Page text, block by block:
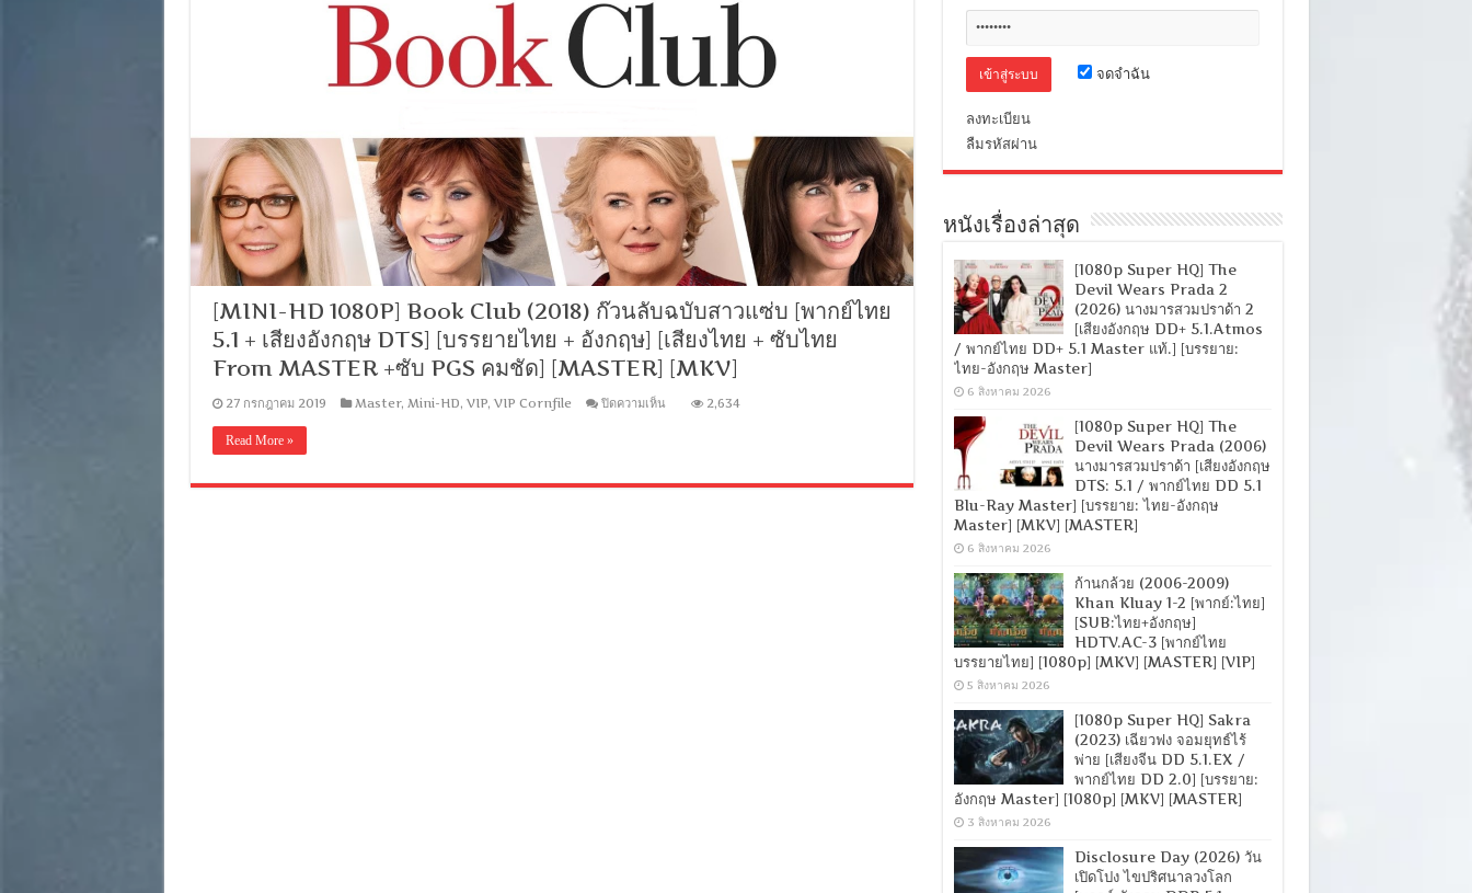
[MINI-HD 1080P] Book Club (2018) ก๊วนลับฉบับสาวแซ่บ [พากย์ไทย
5.1 + เสียงอังกฤษ DTS] [บรรยายไทย + อังกฤษ] [เสียงไทย + ซับไทย
From MASTER +ซับ PGS คมชัด] [MASTER] [MKV]
27 กรกฎาคม 2019 Master, Mini-HD, VIP, VIP Cornfile ปิดความเห็นบน
Club
2,634
Read More »
จดจำฉัน
ลงทะเบียน
ลืมรหัสผ่าน
หนังเรื่องล่าสุด
[1080p Super HQ] The
Devil Wears Prada 2
(2026) นางมารสวมปราด้า 2
[เสียงอังกฤษ DD+ 5.1.Atmos
/ พากย์ไทย DD+ 5.1 Master แท้.] [บรรยาย:
ไทย-อังกฤษ Master]
6 สิงหาคม 2026
[1080p Super HQ] The
Devil Wears Prada (2006)
นางมารสวมปราด้า [เสียงอังกฤษ
DTS: 5.1 / พากย์ไทย DD 5.1
Blu-Ray Master] [บรรยาย: ไทย-อังกฤษ
Master] [MKV] [MASTER]
6 สิงหาคม 2026
ก้านกล้วย (2006-2009)
Khan Kluay 1-2 [พากย์:ไทย]
[SUB:ไทย+อังกฤษ]
HDTV.AC-3 [พากย์ไทย
บรรยายไทย] [1080p] [MKV] [MASTER] [VIP]
5 สิงหาคม 2026
[1080p Super HQ] Sakra
(2023) เฉียวฟง จอมยุทธ์ไร้
พ่าย [เสียงจีน DD 5.1.EX /
พากย์ไทย DD 2.0] [บรรยาย:
อังกฤษ Master] [1080p] [MKV] [MASTER]
3 สิงหาคม 2026
Disclosure Day (2026) วัน
เปิดโปง ไขปริศนาลวงโลก